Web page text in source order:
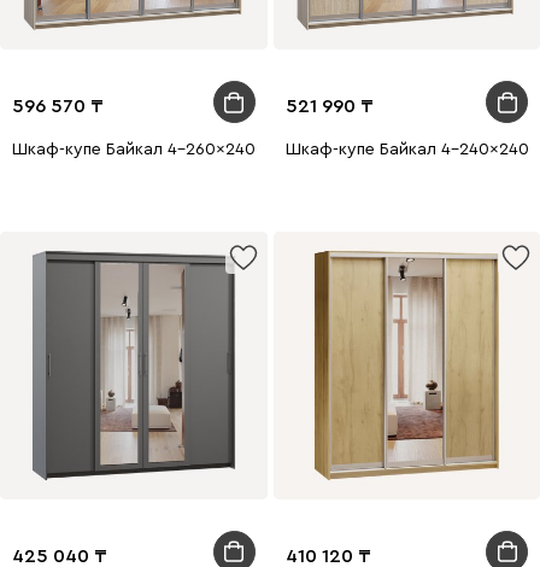
596 570
Шкаф-купе Байкал 4-260x240 Дуб Сонома 4 зеркала
521 990
Шкаф-купе Байкал 4-240x240
425 040 410 120